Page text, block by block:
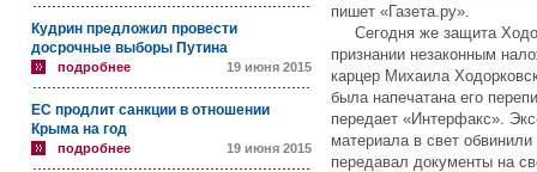
Кудрин предложил провести
досрочные выборы Путина
подробнее 19 июня 2015
ЕС продлит санкции в отношении
Крыма на год
подробнее 19 июня 2015
пишет «Газета.ру».
Сегодня же защита
признании незаконным
карцер Михаила
была напечатана его
передает «Интерфакс».
материала в свет
передавал документы на